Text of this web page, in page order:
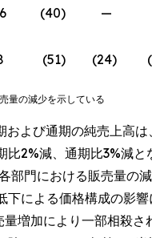
(40) —
(51) (24)
量の減少を示している
および通期の純売上高は
2%減、通期比3%減と
部門における販売量の
下による価格構成の影
量増加により一部相殺さ